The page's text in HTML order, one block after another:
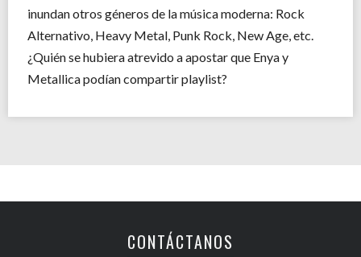
inundan otros géneros de la música moderna: Rock
Alternativo, Heavy Metal, Punk Rock, New Age, etc.
¿Quién se hubiera atrevido a apostar que Enya y
Metallica podían compartir playlist?
CONTÁCTANOS